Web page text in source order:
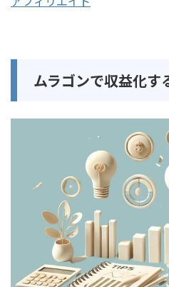
ムラゴンで収益化す